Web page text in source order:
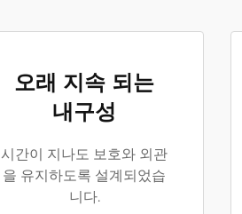
오래 지속 되는
내구성
시간이 지나도 보호와 외관
을 유지하도록 설계되었습
니다.